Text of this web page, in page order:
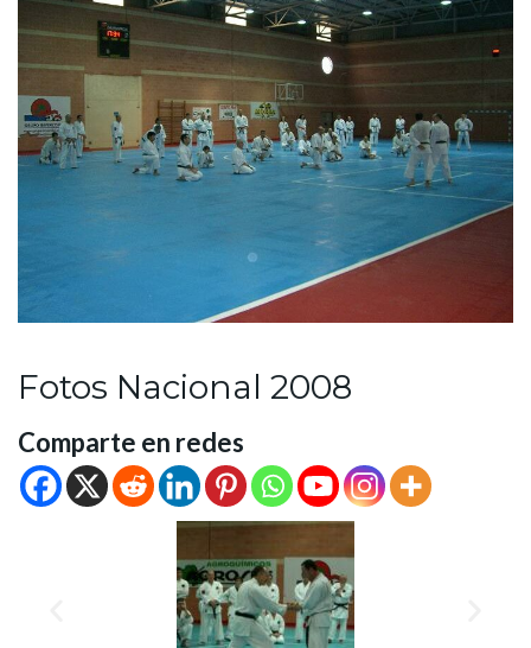
Fotos Nacional 2008
Comparte en redes